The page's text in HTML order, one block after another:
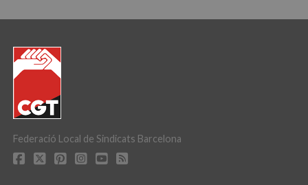
Federació Local de Sindicats Barcelona